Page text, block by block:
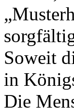
Soweit
in
Die